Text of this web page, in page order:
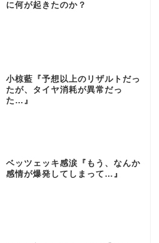
に何が起きたのか？
小椋藍『予想以上のリザルトだっ
たが、タイヤ消耗が異常だっ
た…』
ベッツェッキ感涙『もう、なんか
感情が爆発してしまって…』